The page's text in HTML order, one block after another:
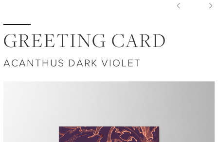
GREETING CARD
ACANTHUS DARK VIOLET